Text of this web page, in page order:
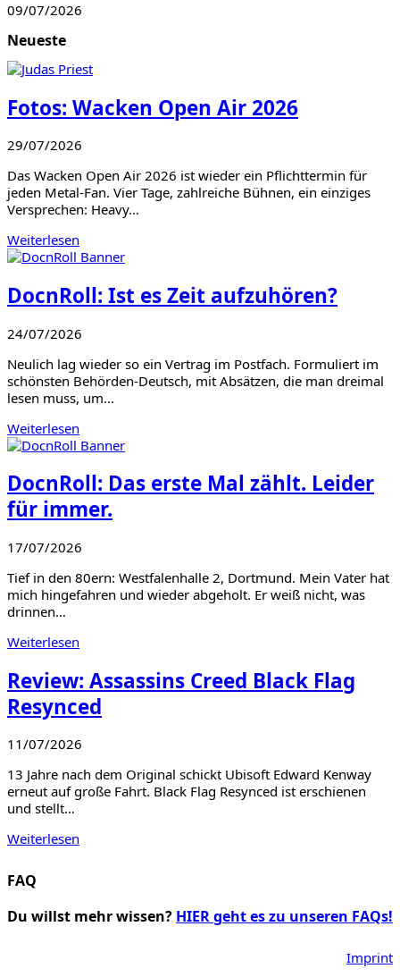
09/07/2026
Neueste
Fotos: Wacken Open Air 2026
29/07/2026
Das Wacken Open Air 2026 ist wieder ein Pflichttermin für
jeden Metal-Fan. Vier Tage, zahlreiche Bühnen, ein einziges
Versprechen: Heavy…
Weiterlesen
DocnRoll: Ist es Zeit aufzuhören?
24/07/2026
Neulich lag wieder so ein Vertrag im Postfach. Formuliert im
schönsten Behörden-Deutsch, mit Absätzen, die man dreimal
lesen muss, um…
Weiterlesen
DocnRoll: Das erste Mal zählt. Leider
für immer.
17/07/2026
Tief in den 80ern: Westfalenhalle 2, Dortmund. Mein Vater hat
mich hingefahren und wieder abgeholt. Er weiß nicht, was
drinnen…
Weiterlesen
Review: Assassins Creed Black Flag
Resynced
11/07/2026
13 Jahre nach dem Original schickt Ubisoft Edward Kenway
erneut auf große Fahrt. Black Flag Resynced ist erschienen
und stellt…
Weiterlesen
FAQ
Du willst mehr wissen? HIER geht es zu unseren FAQs!
Imprint